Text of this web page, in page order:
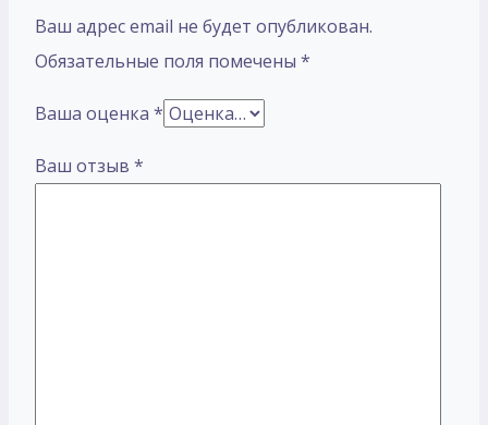
Ваш адрес email не будет опубликован.
Обязательные поля помечены *
Ваша оценка *
Ваш отзыв *